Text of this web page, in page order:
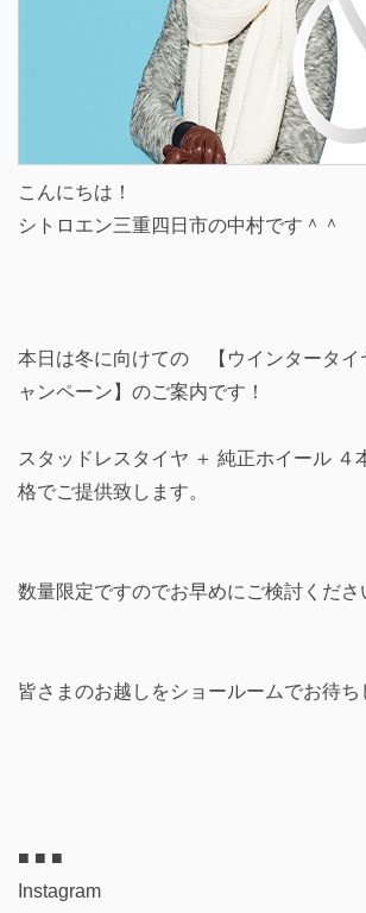
こんにちは！
シトロエン三重四日市の中村です＾＾
本日は冬に向けての 【ウインタータイ
ャンペーン】のご案内です！
スタッドレスタイヤ ＋ 純正ホイール ４
格でご提供致します。
数量限定ですのでお早めにご検討くださ
皆さまのお越しをショールームでお待ち
■ ■ ■
Instagram